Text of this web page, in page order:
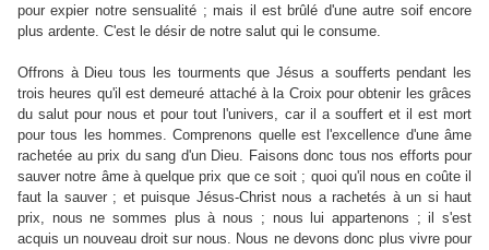
pour expier notre sensualité ; mais il est brûlé d'une autre soif encore
plus ardente. C'est le désir de notre salut qui le consume.
Offrons à Dieu tous les tourments que Jésus a soufferts pendant les
trois heures qu'il est demeuré attaché à la Croix pour obtenir les grâces
du salut pour nous et pour tout l'univers, car il a souffert et il est mort
pour tous les hommes. Comprenons quelle est l'excellence d'une âme
rachetée au prix du sang d'un Dieu. Faisons donc tous nos efforts pour
sauver notre âme à quelque prix que ce soit ; quoi qu'il nous en coûte il
faut la sauver ; et puisque Jésus-Christ nous a rachetés à un si haut
prix, nous ne sommes plus à nous ; nous lui appartenons ; il s'est
acquis un nouveau droit sur nous. Nous ne devons donc plus vivre pour